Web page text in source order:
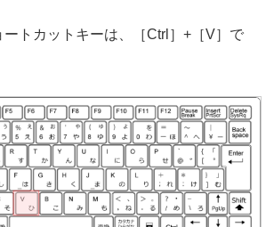
ートカットキーは、［Ctrl］+［V］で